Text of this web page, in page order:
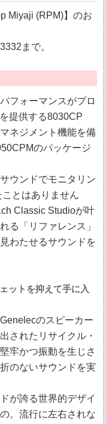
Miyaji (RPM)】のお
まで。
フォーマンスがプロ
提供する8030CP
ネジメント機能を備
のパッケージ
ウンドでモニタリン
とはありません
Classic Studioが叶
る「リファレンス」
わたせるサウンドを
ットを抑えて手に入
のスピーカー
されたリサイクル・
牢かつ振動を生じさ
のないサウンドを実
が誇る世界的デザイ
。流行に左右されな